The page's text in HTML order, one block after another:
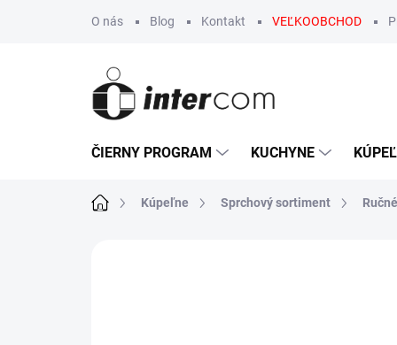
O nás Blog Kontakt VEĽKOOBCHOD
ČIERNY PROGRAM KUCHYNE
DomovKúpeľne Sprchový sortiment